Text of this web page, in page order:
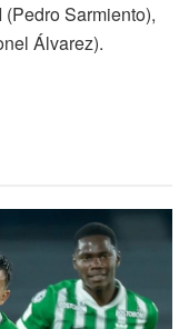
Sarmiento),
Álvarez).